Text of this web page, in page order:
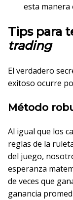
esta
Tips para
trading
El verdadero
exitoso ocurre
Método
Al igual que los
reglas de la
del juego,
esperanza
de veces que
ganancia